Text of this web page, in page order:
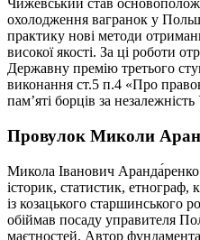
Чижевський став
охолодження вагранок у
практику нові методи
високої якості. За ці роботи
Державну премію третього
виконання ст.5 п.4 «Про
пам’яті борців за
Провулок Миколи
Микола Іванович
історик, статистик, етнограф,
із козацького старшинського
обіймав посаду управителя
маєтностей. Автор